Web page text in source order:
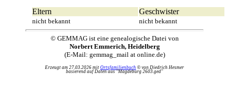
Eltern Geschwister
nicht bekannt nicht bekannt
© GEMMAG ist eine genealogische Datei von
Norbert Emmerich, Heidelberg
(E-Mail: gemmag_mail at online.de)
Erzeugt am 27.03.2026 mit Ortsfamilienbuch © von Diedrich Hesmer
basierend auf Daten aus "Magdeburg 2603.ged"